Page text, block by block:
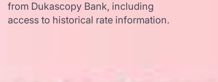
from Dukascopy Bank, including
access to historical rate information.